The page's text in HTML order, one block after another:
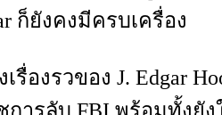
ก็ยังคงมีครบเครื่อง
รื่องรวของ J. Edgar